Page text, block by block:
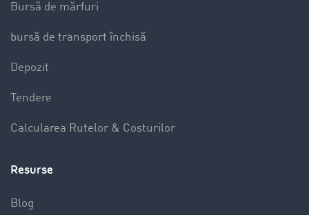
Bursă de mărfuri
bursă de transport închisă
Depozit
Tendere
Calcularea Rutelor & Costurilor
Resurse
Blog